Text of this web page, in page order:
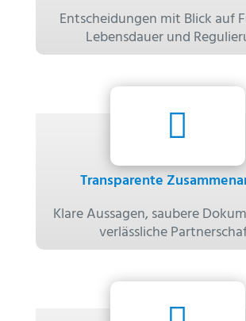
Entscheidungen mit Blick auf
Lebensdauer und

Transparente
Klare Aussagen, saubere
verlässliche